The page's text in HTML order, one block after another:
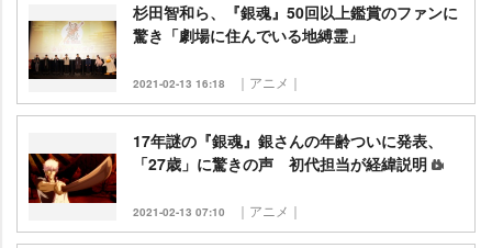
杉田智和ら、『銀魂』50回以上鑑賞のファンに
驚き「劇場に住んでいる地縛霊」
2021-02-13 16:18 ｜アニメ｜
17年謎の『銀魂』銀さんの年齢ついに発表、
「27歳」に驚きの声 初代担当が経緯説明
2021-02-13 07:10 ｜アニメ｜